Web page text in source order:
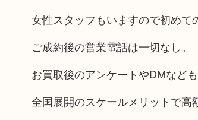
女性スタッフもいますので初めて
ご成約後の営業電話は一切なし。
お買取後のアンケートやDMなども
全国展開のスケールメリットで高